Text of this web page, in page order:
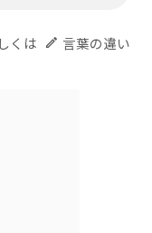
くは edit 言葉の違い